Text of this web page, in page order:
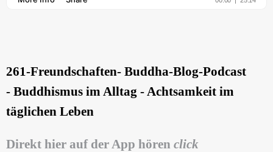
261-Freundschaften- Buddha-Blog-Podcast
- Buddhismus im Alltag - Achtsamkeit im
täglichen Leben
Direkt hier auf der App hören click